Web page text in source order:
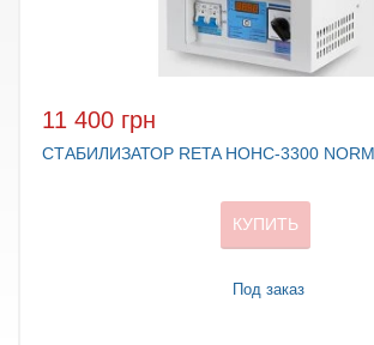
11 400 грн
СТАБИЛИЗАТОР RETA НОНС-3300
КУПИТЬ
Под заказ